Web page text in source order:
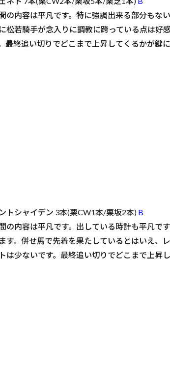
の内容は平凡です。特に強調出来る部分もな
松若騎手が念入りに調教に跨っている点は好
最終追い切りでどこまで上昇してくるかが鍵に
トシャイデン 3本(栗CW1本/栗坂2本) B
の内容は平凡です。出している時計も平凡で
す。併せ馬で先着を果たしているとはいえ、
は少ないです。最終追い切りでどこまで上昇